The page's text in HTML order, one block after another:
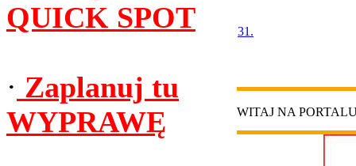
QUICK SPOT
· Zaplanuj tu
WYPRAWĘ
31.
WITAJ NA